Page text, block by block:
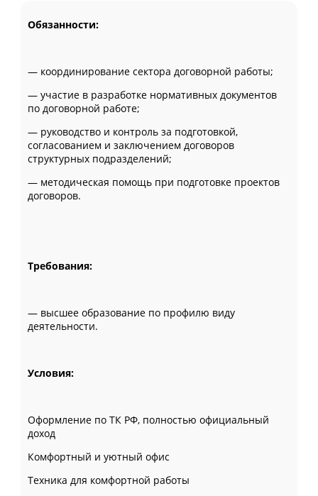
Обязанности:
— координирование сектора договорной работы;
— участие в разработке нормативных документов
по договорной работе;
— руководство и контроль за подготовкой,
согласованием и заключением договоров
структурных подразделений;
— методическая помощь при подготовке проектов
договоров.
Требования:
— высшее образование по профилю виду
деятельности.
Условия:
Оформление по ТК РФ, полностью официальный
доход
Комфортный и уютный офис
Техника для комфортной работы